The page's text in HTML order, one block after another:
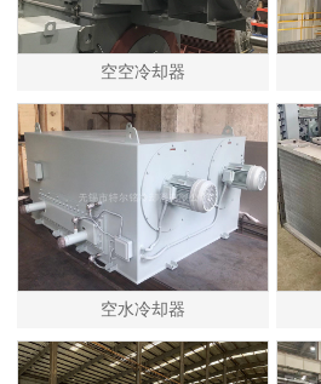
空空冷却器
空水冷却器